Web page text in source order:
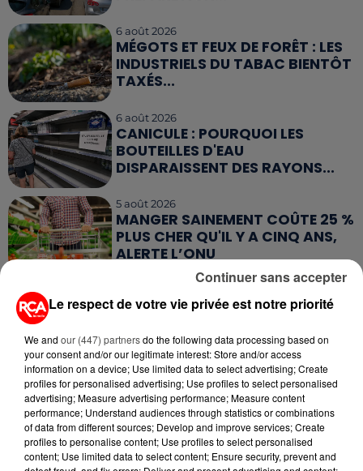
6 août 2026
MÉGOTS ET FEUX DE FORÊT : LES
INDUSTRIELS DU TABAC BIENTÔT
TAXÉS...
6 août 2026
CANICULE : POURQUOI LES
BOUTEILLES D'EAU
DISPARAISSENT DES RAYONS...
5 août 2026
MANGER SAINEMENT COÛTE 25 %
PLUS CHER QU'IL Y A CINQ ANS,
ALERTE L’ONU
QUELLES SONT LES MARQUES QUI
RETROUVEZ TOUTE L'ACTU DE LA RÉGION ET
RECEVEZ LES ALERTES INFOS DE LA RÉDACTION
Le respect de votre vie privée est notre priorité
We and our (447) partnersdo the following data processing based on
your consent and/or our legitimate interest: Store and/or access
information on a device; Use limited data to select advertising; Create
profiles for personalised advertising; Use profiles to select personalised
advertising; Measure advertising performance; Measure content
performance; Understand audiences through statistics or combinations
of data from different sources; Develop and improve services; Create
profiles to personalise content; Use profiles to select personalised
content; Use limited data to select content; Ensure security, prevent and
Continuer sans accepter